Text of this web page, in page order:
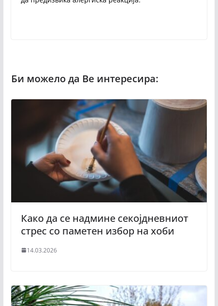
Како да се надмине секојдневниот
стрес со паметен избор на хоби
14.03.2026